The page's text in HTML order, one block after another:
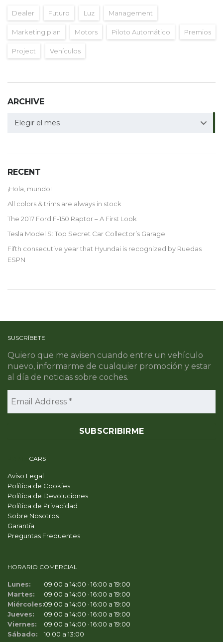
Dealer Futuro Luz Management
Marketing plan Motors Piloto Automático Premios
Project Vehículos
ARCHIVE
ARCHIVE
Elegir el mes
RECENT
¡Hola, mundo!
All colors & trims are always in stock
The 2017 Ford F-150 Raptor – A First Look
Tesla Model S: Top Secret Car Collector’s Garage
Fifth consecutive year that Hyundai is recognized by Ruedas
ESPN
SUSCRÍBETE
Quiero que me avisen cuando entre un vehículo
nuevo, informarme de cualquier promoción y estar
al día de noticias sobre coches.
CARS
Aviso Legal
Política de Cookies
Política de Devoluciones
Política de Privacidad
Sobre Nosotros
Garantía
Preguntas Frequentes
HORARIO COMERCIAL
Lunes:
09:00 a 14:00 · 16:00 a 19:00
Martes:
09:00 a 14:00 · 16:00 a 19:00
Miércoles:09:00 a 14:00 · 16:00 a 19:00
Jueves:
09:00 a 14:00 · 16:00 a 19:00
Viernes:
09:00 a 14:00 · 16:00 a 19:00
Sábado:
10:00 a 13:00